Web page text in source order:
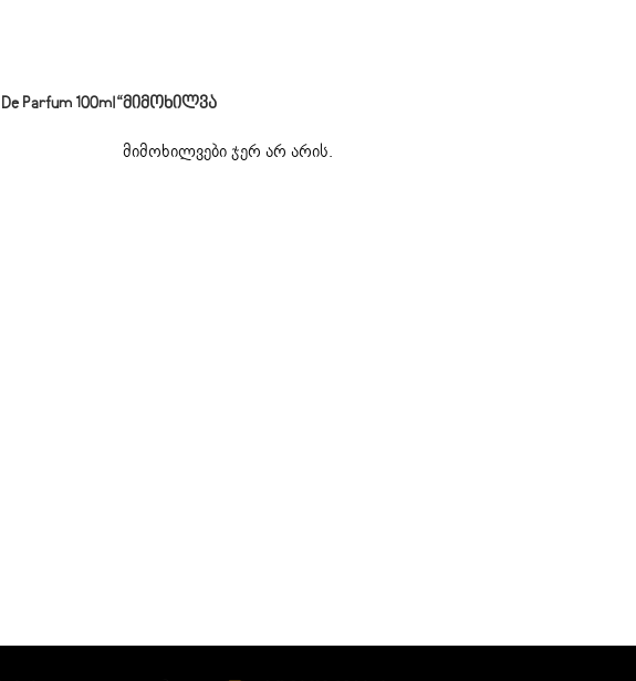
Მიმოხილვა
მიმოხილვები ჯერ არ არის.
Parfum 100ml“